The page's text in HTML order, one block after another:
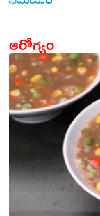
ఆరోగ్యం